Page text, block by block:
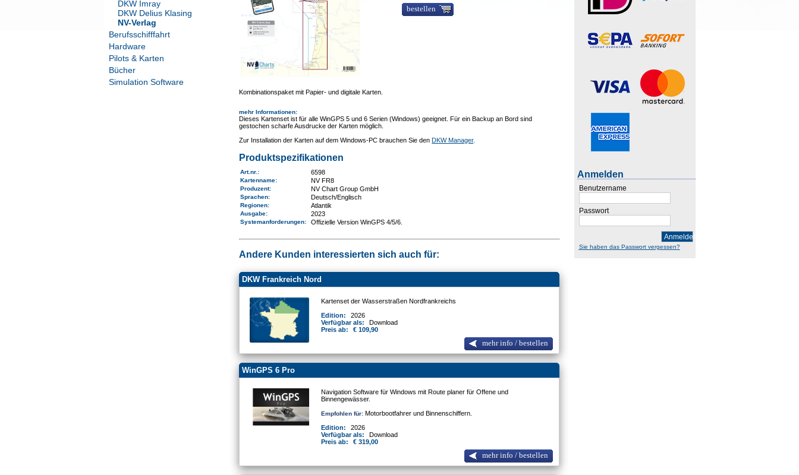
DKW Imray
DKW Delius Klasing
NV-Verlag
Berufsschifffahrt
Hardware
Pilots & Karten
Bücher
Simulation Software
bestellen
Kombinationspaket mit Papier- und digitale Karten.
mehr Informationen:
Dieses Kartenset ist für alle WinGPS 5 und 6 Serien (Windows) geeignet. Für ein Backup an Bord sind
gestochen scharfe Ausdrucke der Karten möglich.
Zur Installation der Karten auf dem Windows-PC brauchen Sie denDKW Manager.
Produktspezifikationen
Art.nr. : 6598
Kartenname: NV FR8
Produzent: NV Chart Group GmbH
Sprachen: Deutsch/Englisch
Regionen: Atlantik
Ausgabe: 2023
Systemanforderungen: Offizielle Version WinGPS 4/5/6.
Andere Kunden interessierten sich auch für:
DKW Frankreich Nord
Kartenset der Wasserstraßen Nordfrankreichs
Edition:
2026
Verfügbar als:
Download
Preis ab:
€ 109,90
mehr info / bestellen
WinGPS 6 Pro
Navigation Software für Windows mit Route planer für Offene und
Binnengewässer.
Empfohlen für: Motorbootfahrer und Binnenschiffern.
Edition:
2026
Verfügbar als:
Download
Preis ab:
€ 319,00
mehr info / bestellen
Anmelden
Benutzername
Passwort
Anmelden
Sie haben das Passwort vergessen?